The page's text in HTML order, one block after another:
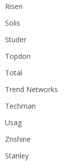
Risen
Solis
Studer
Topdon
Total
Trend Networks
Techman
Usag
Znshine
Stanley